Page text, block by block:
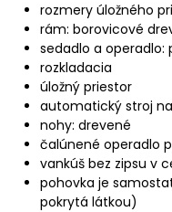
rozmery úložného
rám: borovicové
sedadlo a operadlo:
rozkladacia
úložný priestor
automatický stroj
nohy: drevené
čalúnené operadlo
vankúš bez zipsu v
pohovka je
pokrytá látkou)